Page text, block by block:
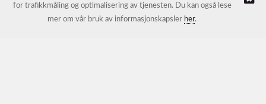
© NORDIC HOTEL SUPPORT AS |Nettbutikk levert av Kréatif
for trafikkmåling og optimalisering av tjenesten. Du kan også lese
mer om vår bruk av informasjonskapsler her.